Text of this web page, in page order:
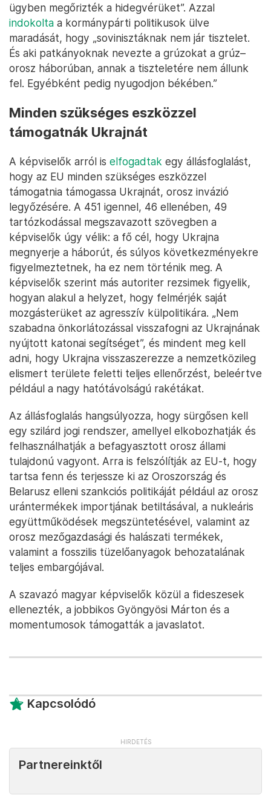
ügyben megőrizték a hidegvérüket”. Azzal
indokolta a kormánypárti politikusok ülve
maradását, hogy „sovinisztáknak nem jár tisztelet.
És aki patkányoknak nevezte a grúzokat a grúz–
orosz háborúban, annak a tiszteletére nem állunk
fel. Egyébként pedig nyugodjon békében.”
Minden szükséges eszközzel
támogatnák Ukrajnát
A képviselők arról is elfogadtak egy állásfoglalást,
hogy az EU minden szükséges eszközzel
támogatnia támogassa Ukrajnát, orosz invázió
legyőzésére. A 451 igennel, 46 ellenében, 49
tartózkodással megszavazott szövegben a
képviselők úgy vélik: a fő cél, hogy Ukrajna
megnyerje a háborút, és súlyos következményekre
figyelmeztetnek, ha ez nem történik meg. A
képviselők szerint más autoriter rezsimek figyelik,
hogyan alakul a helyzet, hogy felmérjék saját
mozgásterüket az agresszív külpolitikára. „Nem
szabadna önkorlátozással visszafogni az Ukrajnának
nyújtott katonai segítséget”, és mindent meg kell
adni, hogy Ukrajna visszaszerezze a nemzetközileg
elismert területe feletti teljes ellenőrzést, beleértve
például a nagy hatótávolságú rakétákat.
Az állásfoglalás hangsúlyozza, hogy sürgősen kell
egy szilárd jogi rendszer, amellyel elkobozhatják és
felhasználhatják a befagyasztott orosz állami
tulajdonú vagyont. Arra is felszólítják az EU-t, hogy
tartsa fenn és terjessze ki az Oroszország és
Belarusz elleni szankciós politikáját például az orosz
urántermékek importjának betiltásával, a nukleáris
együttműködések megszüntetésével, valamint az
orosz mezőgazdasági és halászati termékek,
valamint a fosszilis tüzelőanyagok behozatalának
teljes embargójával.
A szavazó magyar képviselők közül a fideszesek
ellenezték, a jobbikos Gyöngyösi Márton és a
momentumosok támogatták a javaslatot.
Kapcsolódó
Partnereinktől